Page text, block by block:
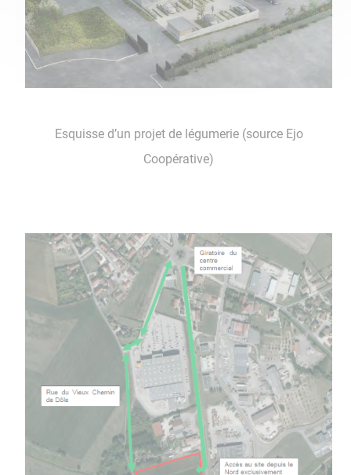
Esquisse d’un projet de légumerie (source Ejo
Coopérative)